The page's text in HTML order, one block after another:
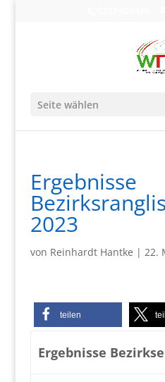
Seite wählen
Ergebnisse
2023
von Reinhardt Hantke | 22.
teilen
Ergebnisse